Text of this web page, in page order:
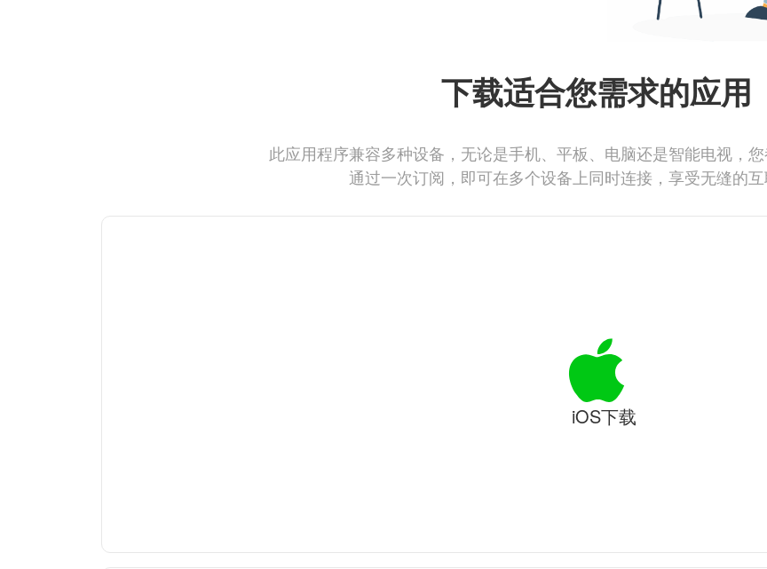
下载适合您需求的应用
此应用程序兼容多种设备，无论是手机、平板、电脑还是智能电视，您
通过一次订阅，即可在多个设备上同时连接，享受无缝的互
iOS下载